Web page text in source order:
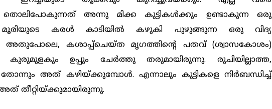
തൊലിപോകുന്നത് അന്നു മിക്ക കുട്ടികള്‍ക്കും ഉണ്ടാകുന്ന ഒരു
കരള്‍ കാടിയില്‍ കഴുകി പുഴുങ്ങുന്ന ഒരു വിദ്യ
അതുപോലെ, കശാപ്പ്‌ചെയ്ത മൃഗത്തിന്റെ പതവ് (ശ്വാസകോശം)
കുരുമുളകും ഉപ്പും ചേര്‍ത്തു തരുമായിരുന്നു. രുചിയില്ലാത്ത,
അത് കഴിയ്ക്കുമ്പോള്‍. എന്നാലും കുട്ടികളെ നിര്‍ബന്ധിച്ച്
തീറ്റിയ്ക്കുമായിരുന്നു.